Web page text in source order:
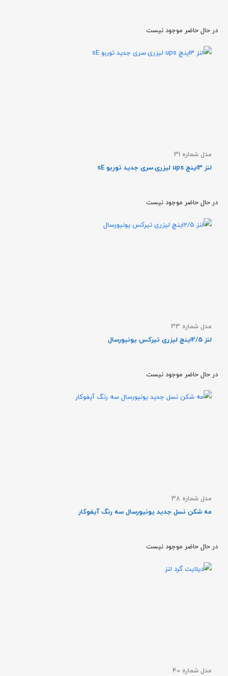
در حال حاضر موجود نیست
مدل شماره 31
لنز 3اینچ ups لیزری.سری جدید توربو sE
در حال حاضر موجود نیست
مدل شماره 33
لنز 2/5اینچ لیزری تیرکس یونیورسال
در حال حاضر موجود نیست
مدل شماره 38
مه شکن نسل جدید یونیورسال سه رنگ آیفوکار
در حال حاضر موجود نیست
مدل شماره 40